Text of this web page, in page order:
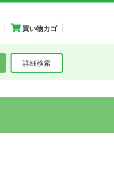
買い物カゴ
詳細検索